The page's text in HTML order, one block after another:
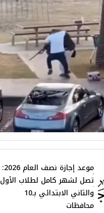
موعد إجازة نصف العام 2026:
تصل لشهر كامل لطلاب الأول
والثاني الابتدائي بـ10
محافظات